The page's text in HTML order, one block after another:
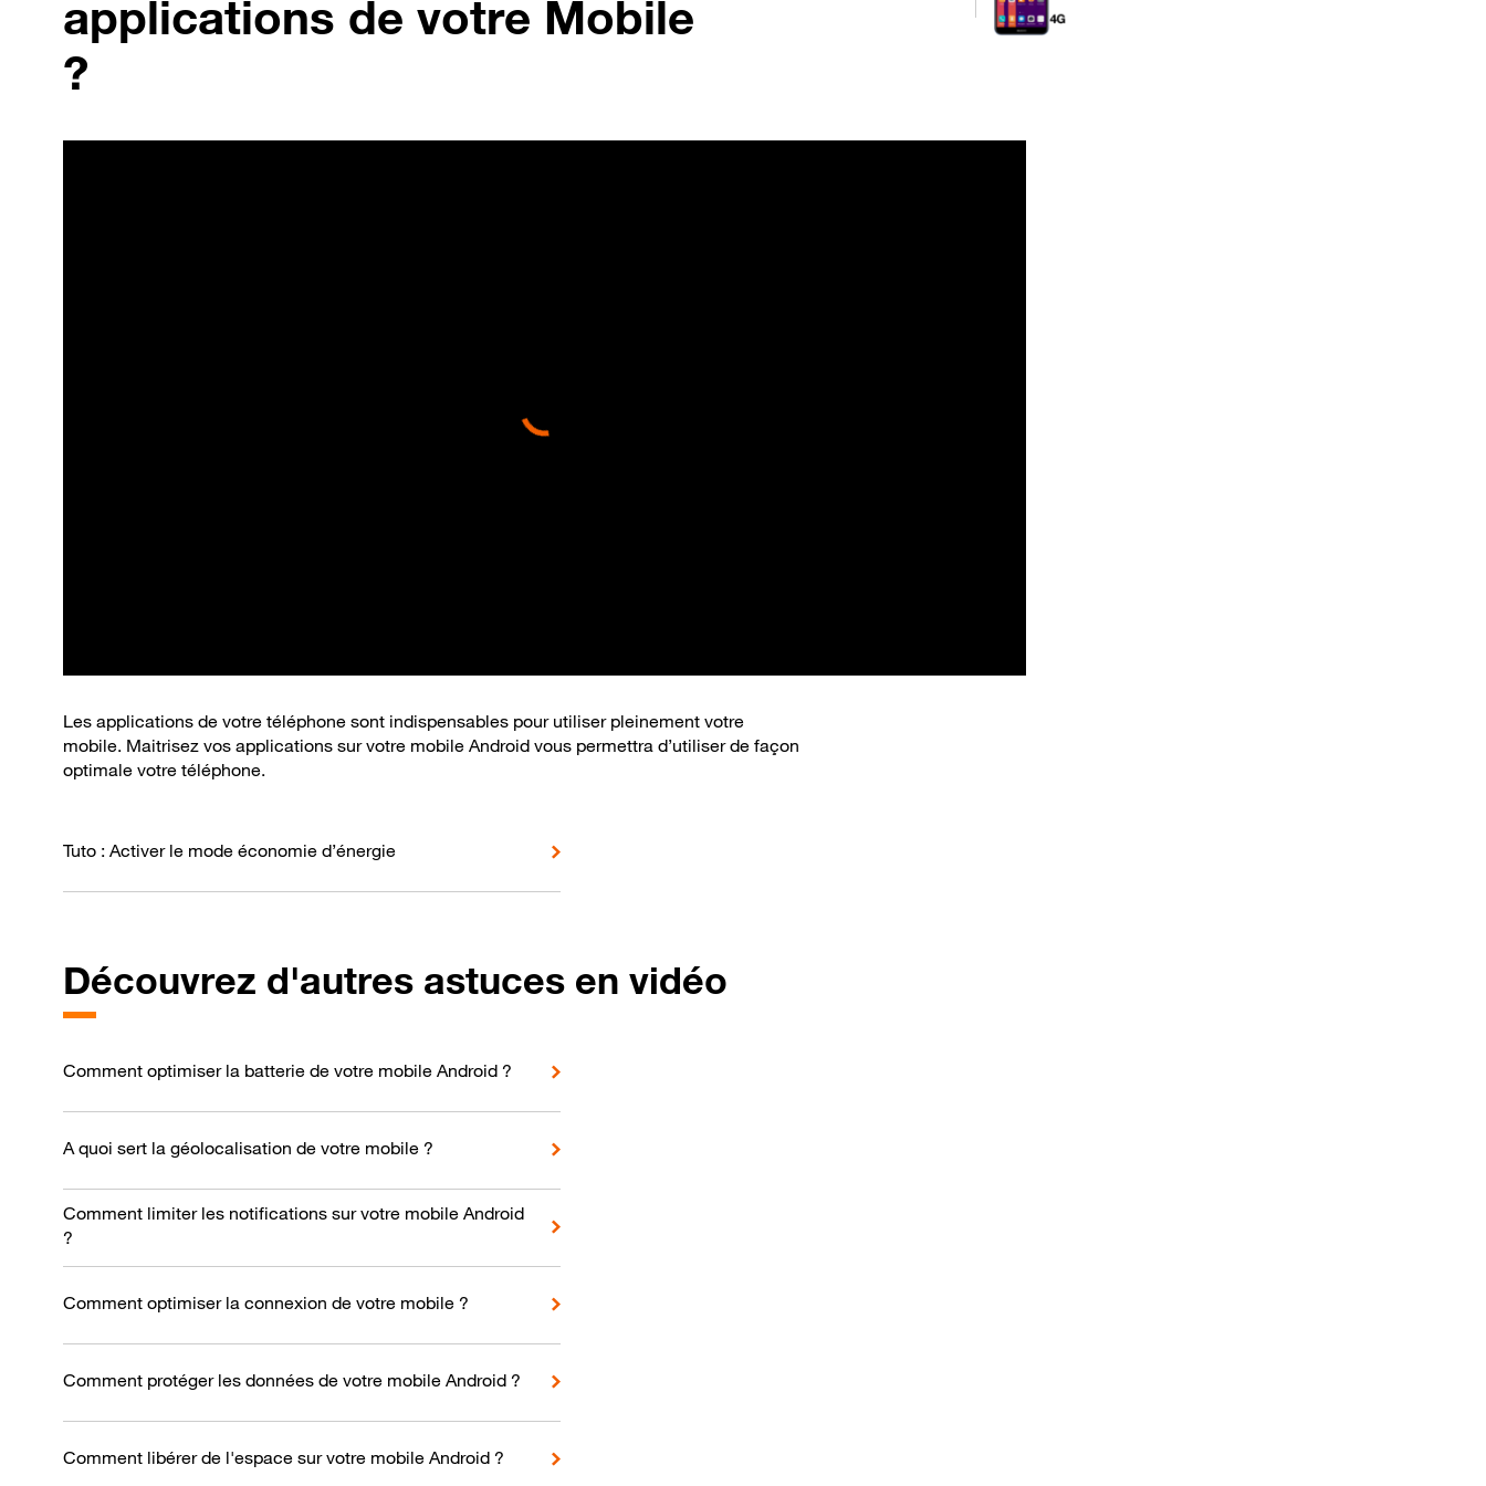
applications de votre Mobile
?
Les applications de votre téléphone sont indispensables pour utiliser pleinement votre
mobile. Maitrisez vos applications sur votre mobile Android vous permettra d’utiliser de façon
optimale votre téléphone.
Tuto : Activer le mode économie d’énergie
Découvrez d'autres astuces en vidéo
Comment optimiser la batterie de votre mobile Android ?
A quoi sert la géolocalisation de votre mobile ?
Comment limiter les notifications sur votre mobile Android
?
Comment optimiser la connexion de votre mobile ?
Comment protéger les données de votre mobile Android ?
Comment libérer de l'espace sur votre mobile Android ?